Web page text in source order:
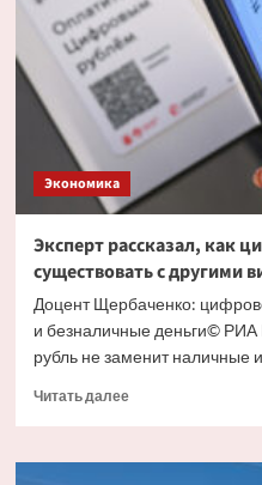
обналичивания
вкладов
Экономика
Эксперт рассказал, как
существовать с другими
Доцент Щербаченко:
и безналичные деньги©
рубль не заменит наличные
Читать далееПрочитать
Эксперт